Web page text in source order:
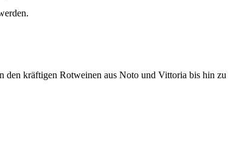
den kräftigen Rotweinen aus Noto und Vittoria bis hin zu